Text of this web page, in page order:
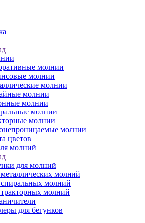
молнии
молнии
молнии
молнии
молнии
молнии
молнии
молнии
цветов
молний
для молний
молний
молний
молний
для бегунков